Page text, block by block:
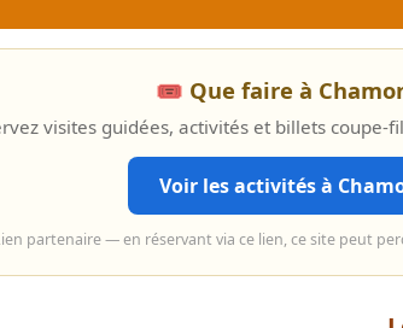
🎟️ Que faire à
visites guidées, activités et billets
Voir les activités à
partenaire — en réservant via ce lien, ce site peut